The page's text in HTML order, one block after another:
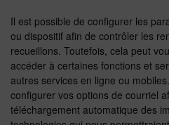
Il est possible de configurer les
ou dispositif afin de contrôler les
recueillons. Toutefois, cela peut
accéder à certaines fonctions et
autres services en ligne ou
configurer vos options de courriel
téléchargement automatique des